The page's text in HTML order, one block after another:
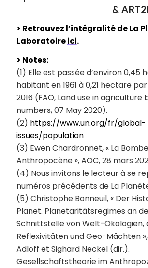
&
> Retrouvez l’intégralité de La
Laboratoireici.
> Notes:
(1) Elle est passée d’environ 0,45
habitant en 1961 à 0,21 hectare
2016 (FAO, Land use in agriculture
numbers, 07 May 2020).
(2) https://www.un.org/fr/global-
issues/population
(3) Ewen Chardronnet, « La Bombe
Anthropocène », AOC, 28 mars
(4) Nous invitons le lecteur à se
numéros précédents de La
(5) Christophe Bonneuil, « Der
Planet. Planetaritätsregimes an
Schnittstelle von Welt-Ökologien,
Reflexivitäten und Geo-Mächten
Adloff et Sighard Neckel (dir.).
Gesellschaftstheorie im